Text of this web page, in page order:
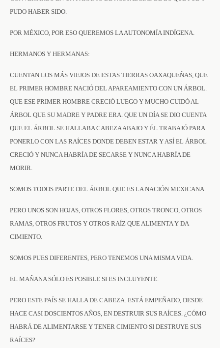
PUDO HABER SIDO.
POR MÉXICO, POR ESO QUEREMOS LA AUTONOMÍA INDÍGENA.
HERMANOS Y HERMANAS:
CUENTAN LOS MÁS VIEJOS DE ESTAS TIERRAS OAXAQUEÑAS, QUE
EL PRIMER HOMBRE NACIÓ DEL APAREAMIENTO CON UN ÁRBOL.
QUE ESE PRIMER HOMBRE CRECIÓ LUEGO Y MUCHO CUIDÓ AL
ÁRBOL QUE SU MADRE Y PADRE ERA. QUE UN DÍA SE DIO CUENTA
QUE EL ÁRBOL SE HALLABA CABEZA ABAJO Y ÉL TRABAJÓ PARA
PONERLO CON LAS RAÍCES DONDE DEBEN ESTAR Y ASÍ EL ÁRBOL
CRECIÓ Y NUNCA HABRÍA DE SECARSE Y NUNCA HABRÍA DE
MORIR.
SOMOS TODOS PARTE DEL ÁRBOL QUE ES LA NACIÓN MEXICANA.
PERO UNOS SON HOJAS, OTROS FLORES, OTROS TRONCO, OTROS
RAMAS, OTROS FRUTOS Y OTROS RAÍZ QUE ALIMENTA Y DA
CIMIENTO.
SOMOS PUES DIFERENTES, PERO TENEMOS UNA MISMA VIDA.
EL MAÑANA SÓLO ES POSIBLE SI ES INCLUYENTE.
PERO ESTE PAÍS SE HALLA DE CABEZA. ESTÁ EMPEÑADO, DESDE
HACE CASI DOSCIENTOS AÑOS, EN DESTRUIR SUS RAÍCES. ¿CÓMO
HABRÁ DE ALIMENTARSE Y TENER CIMIENTO SI DESTRUYE SUS
RAÍCES?